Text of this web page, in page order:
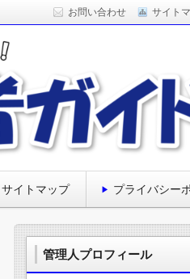
お問い合わせ サイト
サイトマップ プライバシー
管理人プロフィール